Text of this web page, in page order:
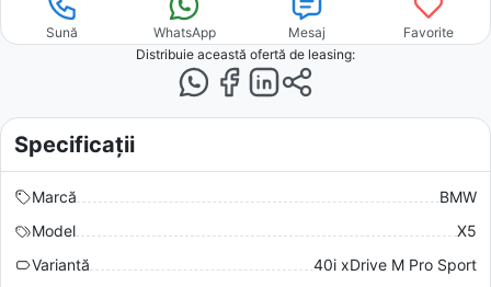
Sună WhatsApp Mesaj
Favorite
Distribuie această ofertă de leasing:
Specificații
Marcă
BMW
Model
X5
Variantă
40i xDrive M Pro Sport